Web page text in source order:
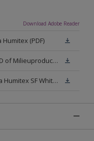
Download Adobe Reader
(PDF)
Sikkens Interior Wallpaints - EPD of Milieuproductverklaring
Veiligheidsinformatieblad Alpha Humitex SF White W05 (MSDS)